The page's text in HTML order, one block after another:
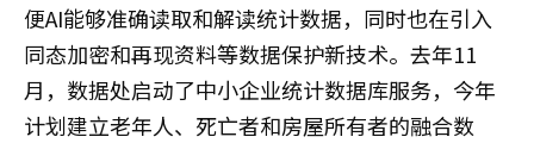
便AI能够准确读取和解读统计数据，同时也在引入
同态加密和再现资料等数据保护新技术。去年11
月，数据处启动了中小企业统计数据库服务，今年
计划建立老年人、死亡者和房屋所有者的融合数